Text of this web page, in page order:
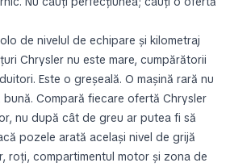
de nivelul de echipare și kilometraj
Chrysler nu este mare, cumpărătorii
Este o greșeală. O mașină rară nu
Compară fiecare ofertă Chrysler
nu după cât de greu ar putea fi să
pozele arată același nivel de grijă
roți, compartimentul motor și zona de